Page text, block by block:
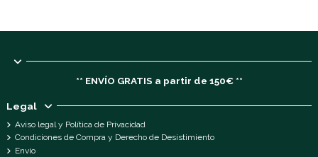
** ENVÍO GRATIS a partir de 150€ **
Legal
Aviso legal y Política de Privacidad
Condiciones de Compra y Derecho de Desistimiento
Envío